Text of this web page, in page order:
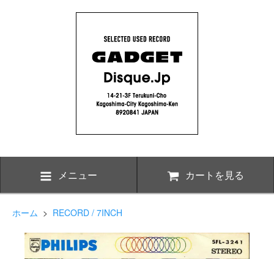
メニュー カートを見る
ホーム > RECORD / 7INCH